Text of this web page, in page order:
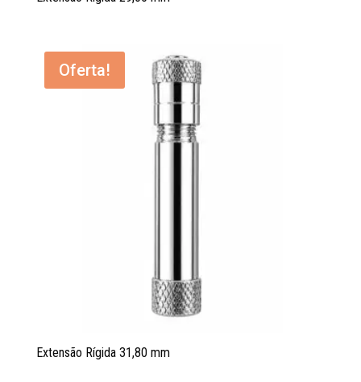
Oferta!
Extensão Rígida 31,80 mm